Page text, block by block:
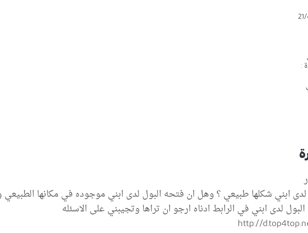
:
ابني شكلها طبيعي ؟ وهل ان فتحه البول لدى ابني موجوده في مكانها
لدى ابني في الرابط ادناه ارجو ان تراها وتجيبني على الاسئله
http://